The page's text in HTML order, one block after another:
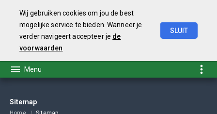
Wij gebruiken cookies om jou de best
mogelijke service te bieden. Wanneer je
verder navigeert accepteer je de
voorwaarden
SLUIT
Sitemap